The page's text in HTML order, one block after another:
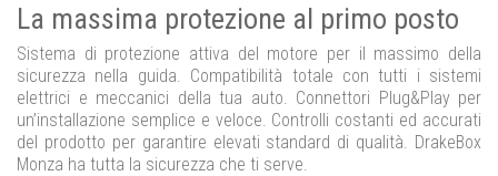
La massima protezione al primo posto
Sistema di protezione attiva del motore per il massimo della
sicurezza nella guida. Compatibilità totale con tutti i sistemi
elettrici e meccanici della tua auto. Connettori Plug&Play per
un’installazione semplice e veloce. Controlli costanti ed accurati
del prodotto per garantire elevati standard di qualità. DrakeBox
Monza ha tutta la sicurezza che ti serve.